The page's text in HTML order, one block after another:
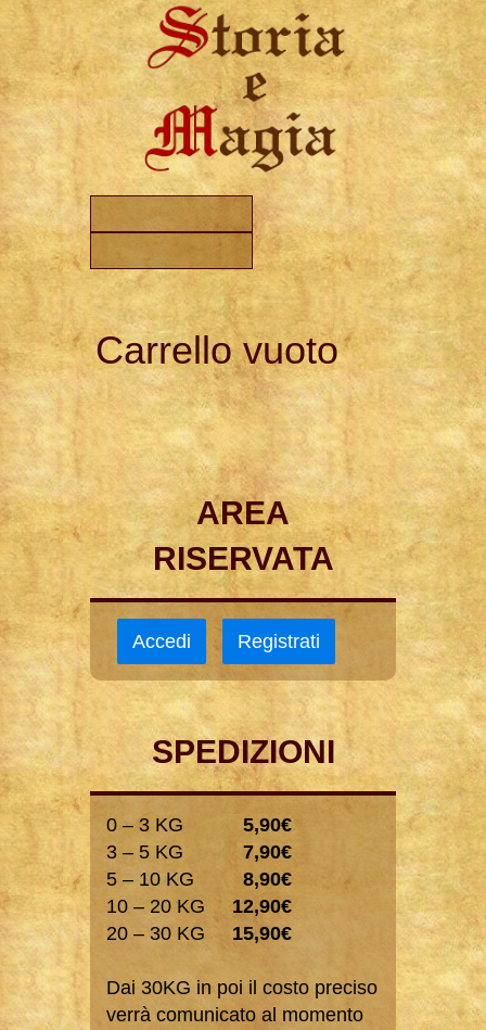
Carrello vuoto
AREA
RISERVATA
Accedi Registrati
SPEDIZIONI
0 – 3 KG 5,90€
3 – 5 KG 7,90€
5 – 10 KG 8,90€
10 – 20 KG 12,90€
20 – 30 KG 15,90€
Dai 30KG in poi il costo preciso
verrà comunicato al momento